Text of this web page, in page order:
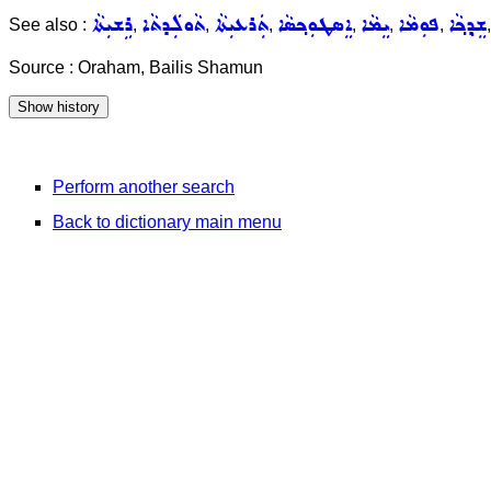
See also : ܪܹܫܝܼܬܵܐ, ܬܵܘܠܲܕܬܵܐ, ܬܲܪܥܝܼܬܵܐ, ܐܸܣܛܘܼܟ݂ܣܵܐ, ܝܸܡܵܐ, ܦܘܼܡܵܐ, ܫܸܕ݂ܟ݂ܵܐ,
Source : Oraham, Bailis Shamun
Perform another search
Back to dictionary main menu